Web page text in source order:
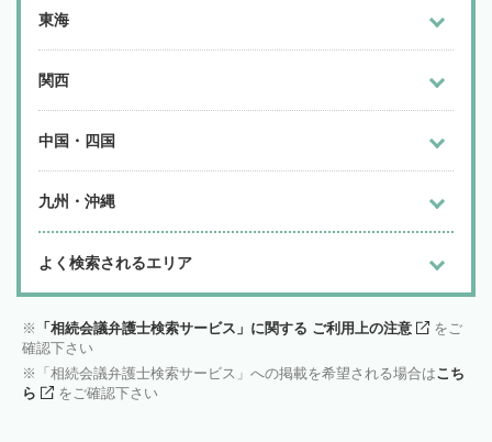
東海
関西
中国・四国
九州・沖縄
よく検索されるエリア
「相続会議弁護士検索サービス」に関する ご利用上の注意
をご
確認下さい
「相続会議弁護士検索サービス」への掲載を希望される場合はこち
ら
をご確認下さい